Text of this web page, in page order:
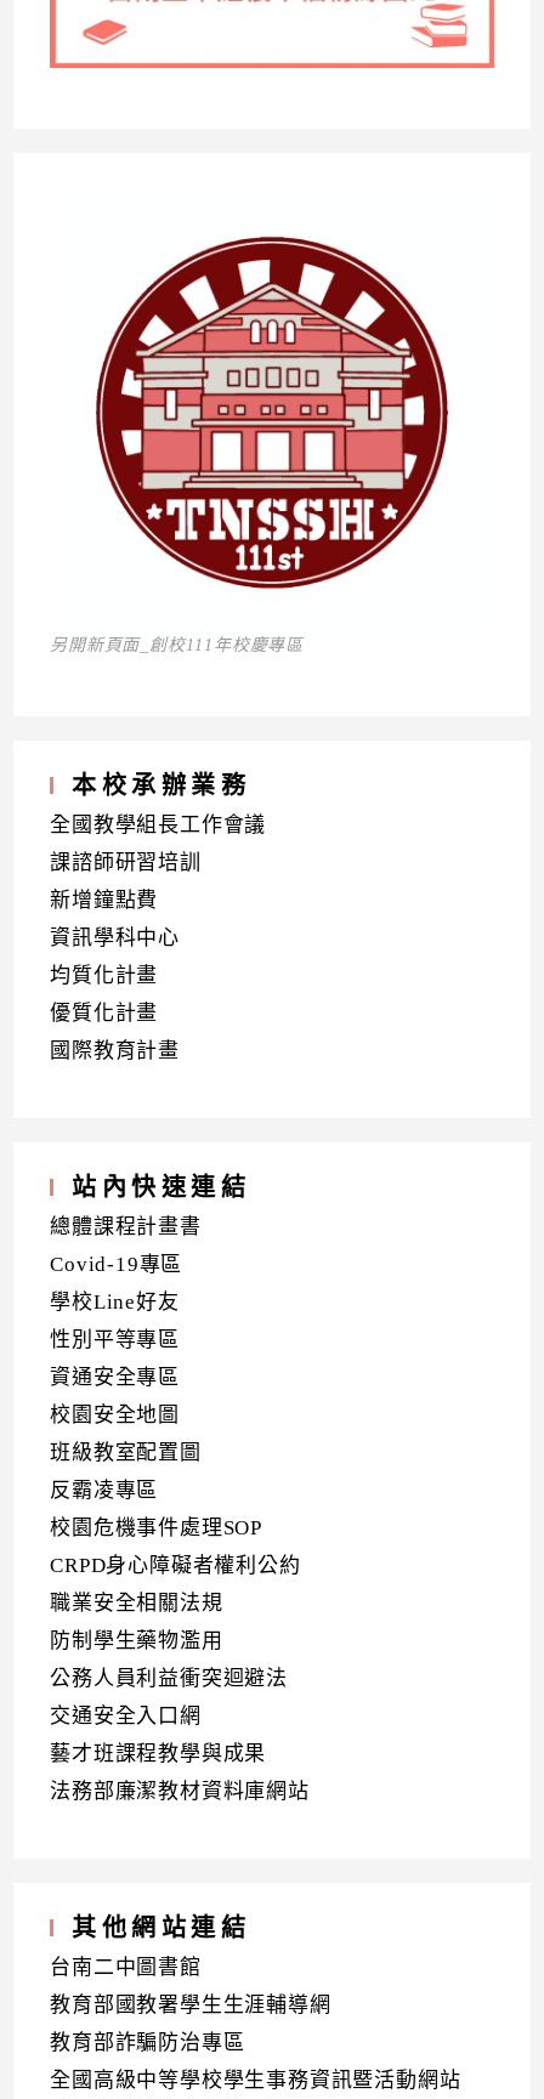
另開新頁面_創校111年校慶專區
本校承辦業務
全國教學組長工作會議
課諮師研習培訓
新增鐘點費
資訊學科中心
均質化計畫
優質化計畫
國際教育計畫
站內快速連結
總體課程計畫書
Covid-19專區
學校Line好友
性別平等專區
資通安全專區
校園安全地圖
班級教室配置圖
反霸凌專區
校園危機事件處理SOP
CRPD身心障礙者權利公約
職業安全相關法規
防制學生藥物濫用
公務人員利益衝突迴避法
交通安全入口網
藝才班課程教學與成果
法務部廉潔教材資料庫網站
其他網站連結
台南二中圖書館
教育部國教署學生生涯輔導網
教育部詐騙防治專區
全國高級中等學校學生事務資訊暨活動網站